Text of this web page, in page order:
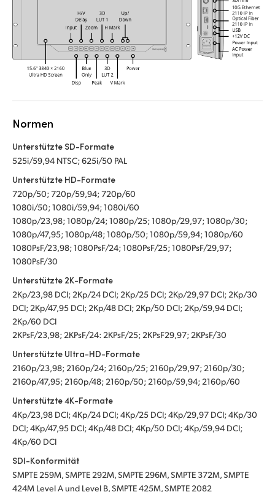
Normen
Unterstützte SD-Formate
525i/59,94 NTSC; 625i/50 PAL
Unterstützte HD-Formate
720p/50; 720p/59,94; 720p/60
1080i/50; 1080i/59,94; 1080i/60
1080p/23,98; 1080p/24; 1080p/25; 1080p/29,97; 1080p/30;
1080p/47,95; 1080p/48; 1080p/50; 1080p/59,94; 1080p/60
1080PsF/23,98; 1080PsF/24; 1080PsF/25; 1080PsF/29,97;
1080PsF/30
Unterstützte 2K-Formate
2Kp/23,98 DCI; 2Kp/24 DCI; 2Kp/25 DCI; 2Kp/29,97 DCI; 2Kp/30
DCI; 2Kp/47,95 DCI; 2Kp/48 DCI; 2Kp/50 DCI; 2Kp/59,94 DCI;
2Kp/60 DCI
2KPsF/23,98; 2KPsF/24: 2KPsF/25; 2KPsF29,97; 2KPsF/30
Unterstützte Ultra-HD-Formate
2160p/23,98; 2160p/24; 2160p/25; 2160p/29,97; 2160p/30;
2160p/47,95; 2160p/48; 2160p/50; 2160p/59,94; 2160p/60
Unterstützte 4K-Formate
4Kp/23,98 DCI; 4Kp/24 DCI; 4Kp/25 DCI; 4Kp/29,97 DCI; 4Kp/30
DCI; 4Kp/47,95 DCI; 4Kp/48 DCI; 4Kp/50 DCI; 4Kp/59,94 DCI;
4Kp/60 DCI
SDI-Konformität
SMPTE 259M, SMPTE 292M, SMPTE 296M, SMPTE 372M, SMPTE
424M Level A und Level B, SMPTE 425M, SMPTE 2082